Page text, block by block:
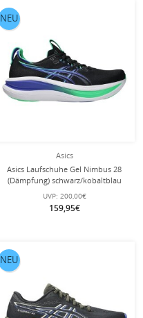
Asics
Asics Laufschuhe Gel Nimbus 28
(Dämpfung) schwarz/kobaltblau
Herren
UVP: 200,00€
159,95€
NEU
NEU